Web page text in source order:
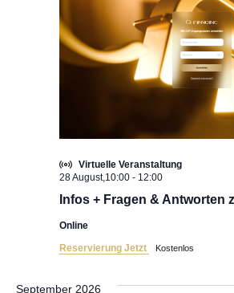
Infos + Fragen & Antworten
28 August,10:00- 12:00
Online
Virtuelle Veranstaltung
Reservierung Jetzt Kostenlos
September 2026